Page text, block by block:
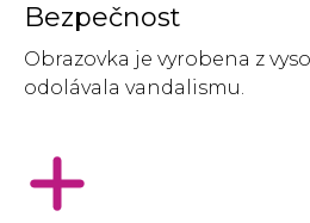
Bezpečnost
Obrazovka je vyrobena z
odolávala vandalismu.